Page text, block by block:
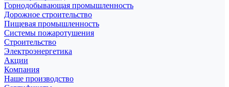
Горнодобывающая промышленность
Дорожное строительство
Пищевая промышленность
Системы пожаротушения
Строительство
Электроэнергетика
Акции
Компания
Наше производство